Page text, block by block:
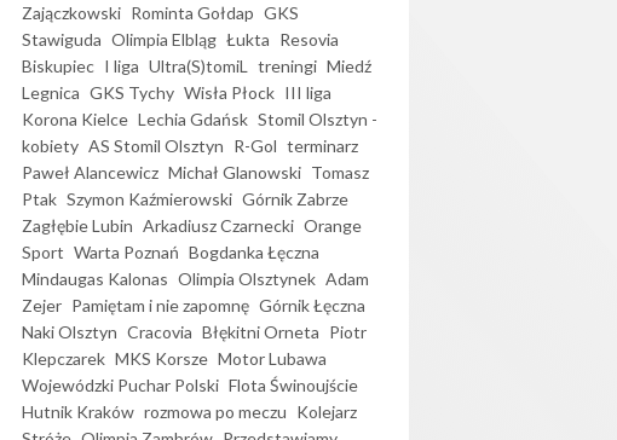
Zajączkowski Rominta Gołdap GKS
Stawiguda Olimpia Elbląg Łukta Resovia
Biskupiec I liga Ultra(S)tomiL treningi Miedź
Legnica GKS Tychy Wisła Płock III liga
Korona Kielce Lechia Gdańsk Stomil Olsztyn -
kobiety AS Stomil Olsztyn R-Gol terminarz
Paweł Alancewicz Michał Glanowski Tomasz
Ptak Szymon Kaźmierowski Górnik Zabrze
Zagłębie Lubin Arkadiusz Czarnecki Orange
Sport Warta Poznań Bogdanka Łęczna
Mindaugas Kalonas Olimpia Olsztynek Adam
Zejer Pamiętam i nie zapomnę Górnik Łęczna
Naki Olsztyn Cracovia Błękitni Orneta Piotr
Klepczarek MKS Korsze Motor Lubawa
Wojewódzki Puchar Polski Flota Świnoujście
Hutnik Kraków rozmowa po meczu Kolejarz